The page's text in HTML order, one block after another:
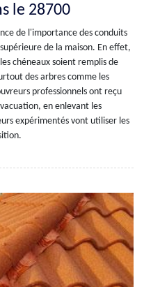
le 28700
de l'importance des conduits
de la maison. En effet,
chéneaux soient remplis de
des arbres comme les
professionnels ont reçu
en enlevant les
expérimentés vont utiliser les